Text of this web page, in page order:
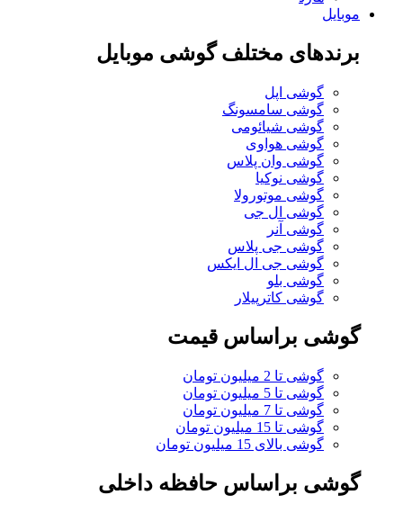
موبایل
برندهای مختلف گوشی موبایل
گوشی اپل
گوشی سامسونگ
گوشی شیائومی
گوشی هواوی
گوشی وان پلاس
گوشی نوکیا
گوشی موتورولا
گوشی ال جی
گوشی آنر
گوشی جی پلاس
گوشی جی ال ایکس
گوشی بلو
گوشی کاترپیلار
گوشی براساس قیمت
گوشی تا 2 میلیون تومان
گوشی تا 5 میلیون تومان
گوشی تا 7 میلیون تومان
گوشی تا 15 میلیون تومان
گوشی بالای 15 میلیون تومان
گوشی براساس حافظه داخلی